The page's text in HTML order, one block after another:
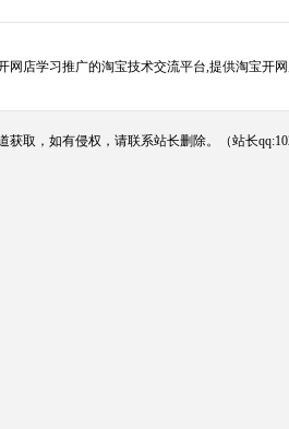
网店学习推广的淘宝技术交流平台,提供淘宝开
取，如有侵权，请联系站长删除。（站长